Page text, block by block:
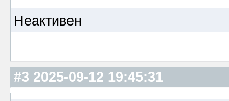
Неактивен
#3 2025-09-12 19:45:31